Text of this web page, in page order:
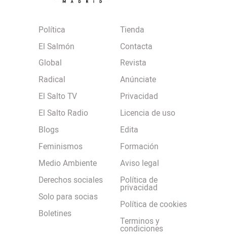
Política
El Salmón
Global
Radical
El Salto TV
El Salto Radio
Blogs
Feminismos
Medio Ambiente
Derechos sociales
Solo para socias
Boletines
Tienda
Contacta
Revista
Anúnciate
Privacidad
Licencia de uso
Edita
Formación
Aviso legal
Política de
privacidad
Política de cookies
Terminos y
condiciones